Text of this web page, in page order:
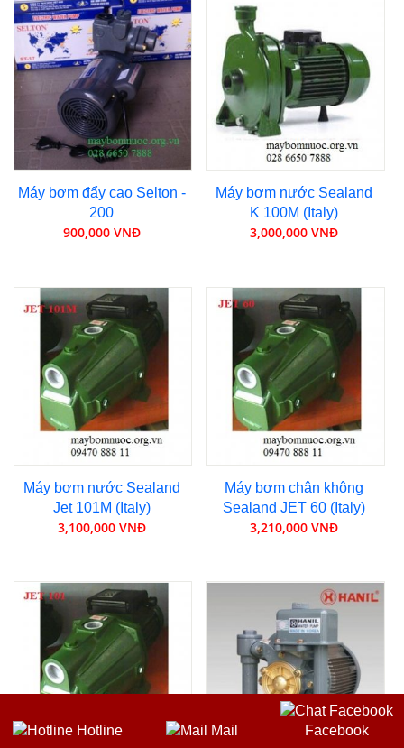
Hotline Mail Facebook
Máy bơm đẩy cao Selton -
200
900,000 VNĐ
Máy bơm nước Sealand
K 100M (Italy)
3,000,000 VNĐ
Máy bơm nước Sealand
Jet 101M (Italy)
3,100,000 VNĐ
Máy bơm chân không
Sealand JET 60 (Italy)
3,210,000 VNĐ